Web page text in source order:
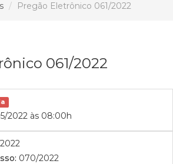
Pregão Eletrônico 061/2022
061/2022
2022 às 08:00h
070/2022